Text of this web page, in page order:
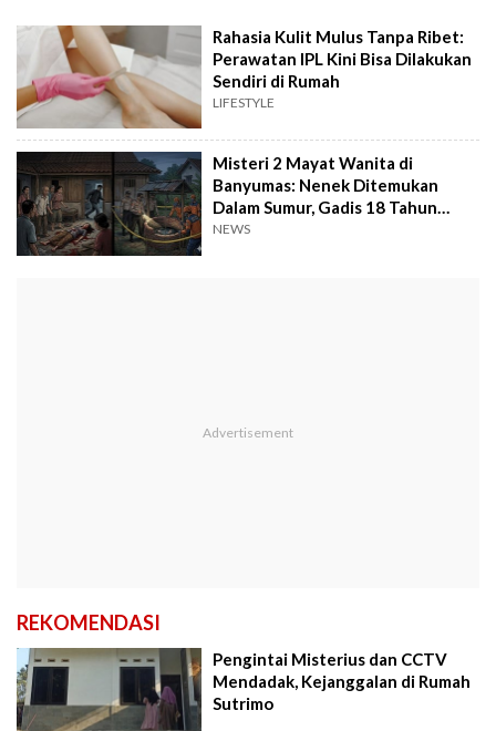
Rahasia Kulit Mulus Tanpa Ribet:
Perawatan IPL Kini Bisa Dilakukan
Sendiri di Rumah
LIFESTYLE
Misteri 2 Mayat Wanita di
Banyumas: Nenek Ditemukan
Dalam Sumur, Gadis 18 Tahun
Bersimbah Darah
NEWS
REKOMENDASI
Pengintai Misterius dan CCTV
Mendadak, Kejanggalan di Rumah
Sutrimo